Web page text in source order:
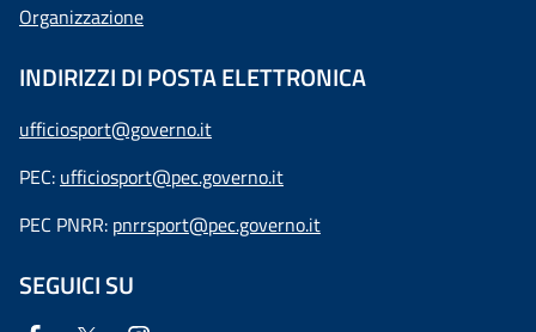
Organizzazione
INDIRIZZI DI POSTA ELETTRONICA
ufficiosport@governo.it
PEC: ufficiosport@pec.governo.it
PEC PNRR: pnrrsport@pec.governo.it
SEGUICI SU